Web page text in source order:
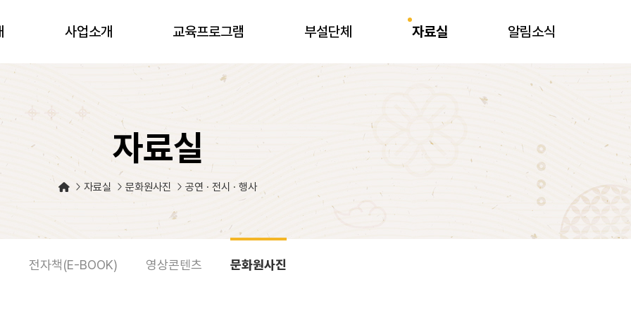
사업소개 교육프로그램 부설단체 자료실 알림소식
자료실
자료실 문화원사진 공연 · 전시 · 행사
전자책(E-BOOK) 영상콘텐츠 문화원사진